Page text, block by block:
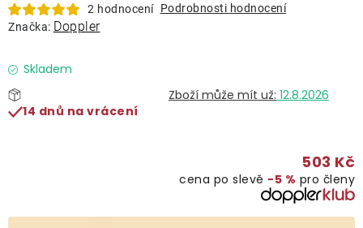
Doplňky
Deštníky
Gastro produkty
2 hodnocení Podrobnosti hodnocení
Značka: Doppler
Skladem
12.8.2026
14 dnů na vrácení
503 Kč
cena po slevě −5 % pro členy